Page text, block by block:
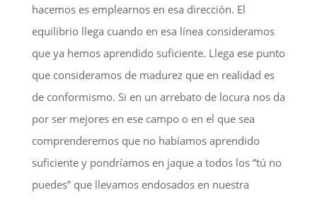
hacemos es emplearnos en esa dirección. El
equilibrio llega cuando en esa línea consideramos
que ya hemos aprendido suficiente. Llega ese punto
que consideramos de madurez que en realidad es
de conformismo. Si en un arrebato de locura nos da
por ser mejores en ese campo o en el que sea
comprenderemos que no habíamos aprendido
suficiente y pondríamos en jaque a todos los “tú no
puedes” que llevamos endosados en nuestra